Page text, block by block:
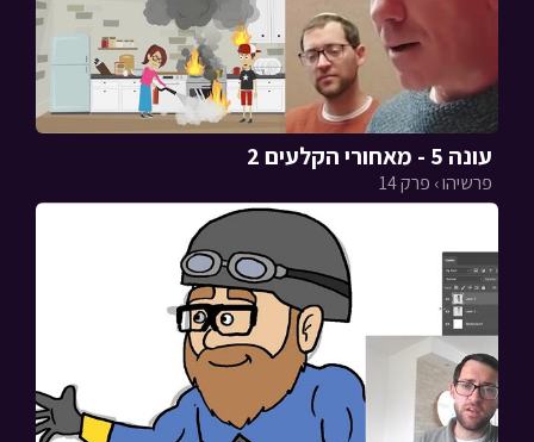
עונה 5 - מאחורי הקלעים 2
פרשיהו › פרק 14